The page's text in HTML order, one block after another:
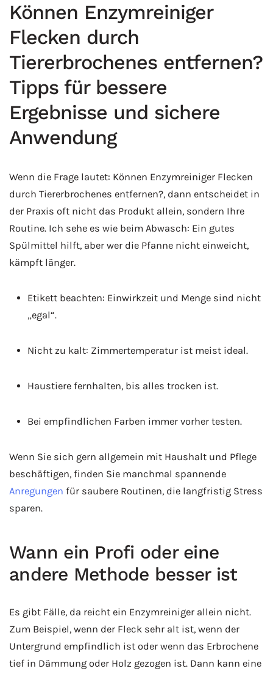
Können Enzymreiniger
Flecken durch
Tiererbrochenes entfernen?
Tipps für bessere
Ergebnisse und sichere
Anwendung
Wenn die Frage lautet: Können Enzymreiniger Flecken
durch Tiererbrochenes entfernen?, dann entscheidet in
der Praxis oft nicht das Produkt allein, sondern Ihre
Routine. Ich sehe es wie beim Abwasch: Ein gutes
Spülmittel hilft, aber wer die Pfanne nicht einweicht,
kämpft länger.
Etikett beachten: Einwirkzeit und Menge sind nicht
„egal“.
Nicht zu kalt: Zimmertemperatur ist meist ideal.
Haustiere fernhalten, bis alles trocken ist.
Bei empfindlichen Farben immer vorher testen.
Wenn Sie sich gern allgemein mit Haushalt und Pflege
beschäftigen, finden Sie manchmal spannende
Anregungen für saubere Routinen, die langfristig Stress
sparen.
Wann ein Profi oder eine
andere Methode besser ist
Es gibt Fälle, da reicht ein Enzymreiniger allein nicht.
Zum Beispiel, wenn der Fleck sehr alt ist, wenn der
Untergrund empfindlich ist oder wenn das Erbrochene
tief in Dämmung oder Holz gezogen ist. Dann kann eine